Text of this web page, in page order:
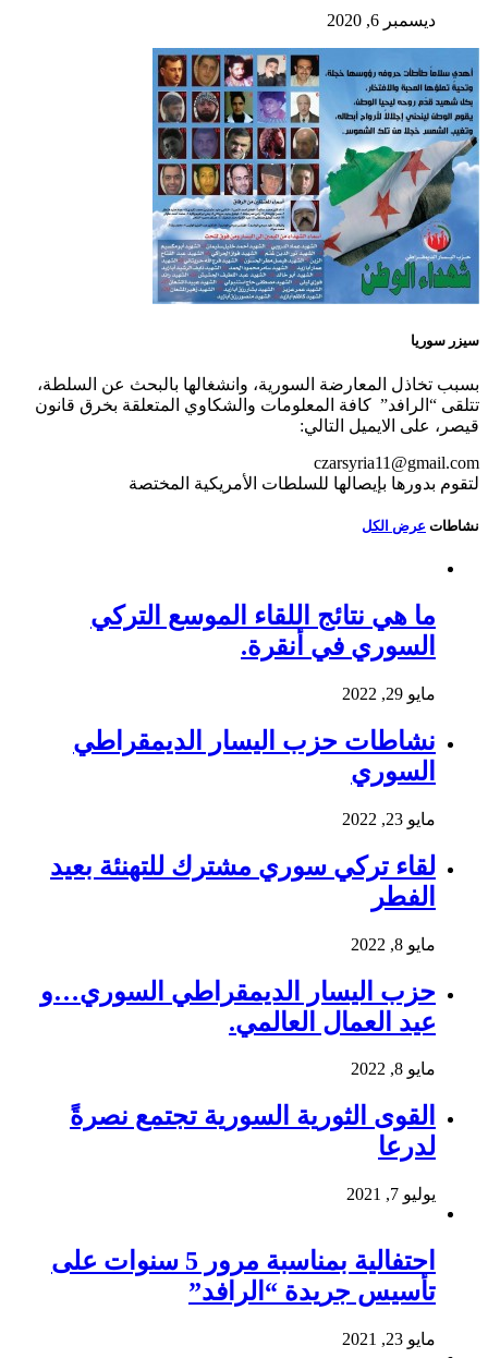
ديسمبر 6, 2020
سيزر سوريا
بسبب تخاذل المعارضة السورية، وانشغالها بالبحث عن السلطة،
تتلقى “الرافد” كافة المعلومات والشكاوي المتعلقة بخرق قانون
قيصر، على الايميل التالي:
czarsyria11@gmail.com
لتقوم بدورها بإيصالها للسلطات الأمريكية المختصة
نشاطات عرض الكل
ما هي نتائج اللقاء الموسع التركي
السوري في أنقرة.
مايو 29, 2022
نشاطات حزب اليسار الديمقراطي
السوري
مايو 23, 2022
لقاء تركي سوري مشترك للتهنئة بعيد
الفطر
مايو 8, 2022
حزب اليسار الديمقراطي السوري…و
عيد العمال العالمي.
مايو 8, 2022
القوى الثورية السورية تجتمع نصرةً
لدرعا
يوليو 7, 2021
احتفالية بمناسبة مرور 5 سنوات على
تأسيس جريدة “الرافد”
مايو 23, 2021